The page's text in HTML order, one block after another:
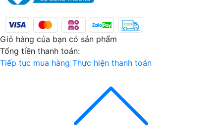
Giỏ hàng của bạn có sản phẩm
Tổng tiền thanh toán:
Tiếp tục mua hàng Thực hiện thanh toán